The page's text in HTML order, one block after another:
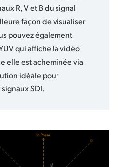
R, V et B du signal
façon de visualiser
pouvez également
qui affiche la vidéo
elle est acheminée via
idéale pour
SDI.